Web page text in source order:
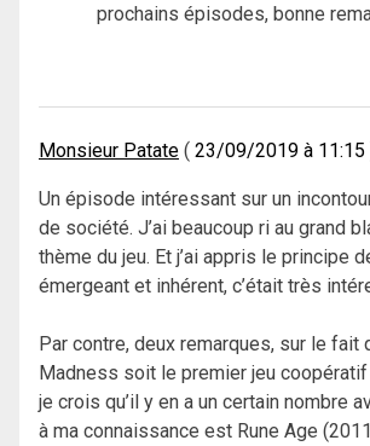
prochains épisodes, bonne
Monsieur Patate 23/09/2019 à 11:15
Un épisode intéressant sur un
de société. J’ai beaucoup ri au grand
thème du jeu. Et j’ai appris le principe
émergeant et inhérent, c’était très
Par contre, deux remarques, sur le fait
Madness soit le premier jeu coopératif
je crois qu’il y en a un certain nombre
à ma connaissance est Rune Age